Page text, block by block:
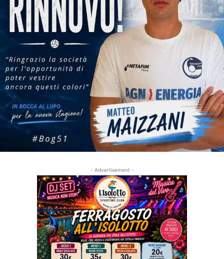
- Advertisement -